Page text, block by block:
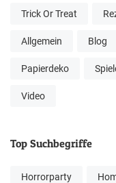
Trick Or Treat
Allgemein Blog
Papierdeko
Video
Top Suchbegriffe
Horrorparty